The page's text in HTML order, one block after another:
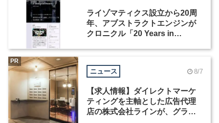
ライゾマティクス設立から20周
年、アブストラクトエンジンが
クロニクル「20 Years in
ニュース 8/7
【求人情報】ダイレクトマーケ
ティングを主軸とした広告代理
店の株式会社ラインが、グラフ
PR